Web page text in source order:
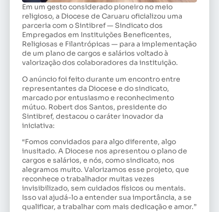
Em um gesto considerado pioneiro no meio
religioso, a Diocese de Caruaru oficializou uma
parceria com o Sintibref — Sindicato dos
Empregados em Instituições Beneficentes,
Religiosas e Filantrópicas — para a implementação
de um plano de cargos e salários voltado à
valorização dos colaboradores da instituição.
O anúncio foi feito durante um encontro entre
representantes da Diocese e do sindicato,
marcado por entusiasmo e reconhecimento
mútuo. Robert dos Santos, presidente do
Sintibref, destacou o caráter inovador da
iniciativa:
“Fomos convidados para algo diferente, algo
inusitado. A Diocese nos apresentou o plano de
cargos e salários, e nós, como sindicato, nos
alegramos muito. Valorizamos esse projeto, que
reconhece o trabalhador muitas vezes
invisibilizado, sem cuidados físicos ou mentais.
Isso vai ajudá-lo a entender sua importância, a se
qualificar, a trabalhar com mais dedicação e amor.”